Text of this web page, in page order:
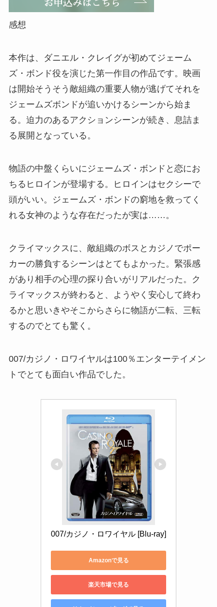
感想
本作は、ダニエル・クレイグが初めてジェーム
ズ・ボンド役を演じた第一作目の作品です。映画
は開始そうそう敵組織の重要人物が逃げてそれを
ジェームズボンドが追いかけるシーンから始ま
る。迫力のあるアクションシーンが続き、息詰ま
る展開となっている。
物語の中盤くらいにジェームズ・ボンドと恋にお
ちるヒロインが登場する。ヒロインはセクシーで
頭がいい。ジェームズ・ボンドの窮地を救ってく
れる女神のような存在だったが実は……。
クライマックスに、敵組織のボスとカジノでポー
カーの勝負するシーンはとてもよかった。緊張感
があり相手の心理の探り合いがリアルだった。ク
ライマックスが終わると、ようやく安心して終わ
るかと思いきやそこからさらに物語が二転、三転
するのでとても驚く。
007/カジノ・ロワイヤルは100％エンターテイメン
トでとても面白い作品でした。
007/カジノ・ロワイヤル [Blu-ray]
Amazonで見る
楽天市場で見る